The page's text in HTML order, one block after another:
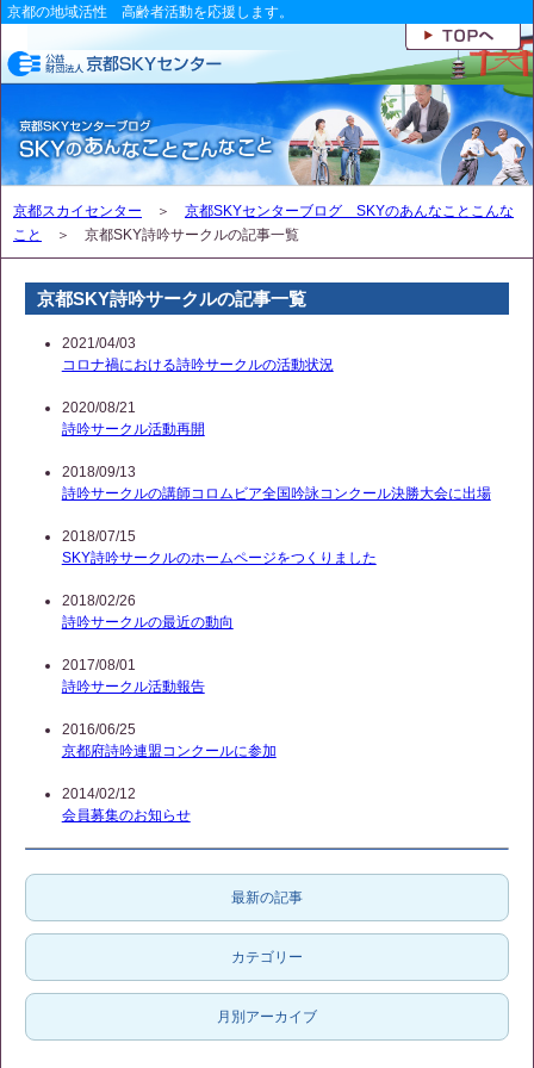
京都の地域活性 高齢者活動を応援します。
京都スカイセンター ＞ 京都SKYセンターブログ SKYのあんなことこんな
こと
＞ 京都SKY詩吟サークルの記事一覧
京都SKY詩吟サークルの記事一覧
2021/04/03
コロナ禍における詩吟サークルの活動状況
2020/08/21
詩吟サークル活動再開
2018/09/13
詩吟サークルの講師コロムビア全国吟詠コンクール決勝大会に出場
2018/07/15
SKY詩吟サークルのホームページをつくりました
2018/02/26
詩吟サークルの最近の動向
2017/08/01
詩吟サークル活動報告
2016/06/25
京都府詩吟連盟コンクールに参加
2014/02/12
会員募集のお知らせ
最新の記事
カテゴリー
月別アーカイブ